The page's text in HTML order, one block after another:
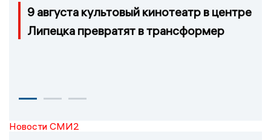
9 августа культовый кинотеатр в центре
Липецка превратят в трансформер
Новости СМИ2